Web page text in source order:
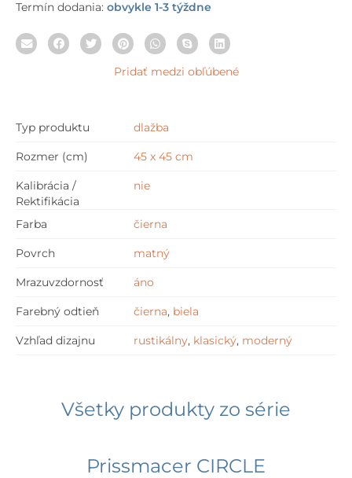
Termín dodania: obvykle 1-3 týždne
Pridať medzi obľúbené
Typ produktu dlažba
Rozmer (cm) 45 x 45 cm
Kalibrácia /
Rektifikácia
nie
Farba čierna
Povrch matný
Mrazuvzdornosť áno
Farebný odtieň čierna, biela
Vzhľad dizajnu rustikálny, klasický, moderný
Všetky produkty zo série
Prissmacer CIRCLE